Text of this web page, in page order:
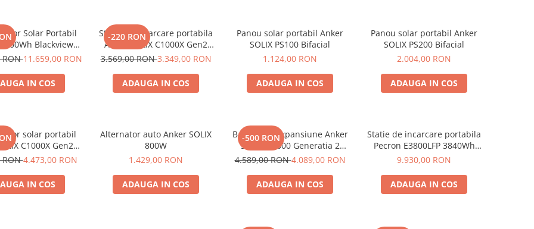
Solar Portabil
Blackview
PowerMax 6000 +
RON11.659,00 RON
IN COS
-220 RON
Statie de incarcare portabila
Anker SOLIX C1000X Gen2
2000W 1024Wh
3.569,00 RON3.349,00 RON
ADAUGA IN COS
Panou solar portabil Anker
SOLIX PS100 Bifacial
1.124,00 RON
ADAUGA IN COS
Panou solar portabil Anker
SOLIX PS200 Bifacial
2.004,00 RON
ADAUGA IN COS
solar portabil
C1000X Gen2
+ panou 100W
RON4.473,00 RON
IN COS
Alternator auto Anker SOLIX
800W
1.429,00 RON
ADAUGA IN COS
-500 RON
Baterie de expansiune Anker
Solix BP2000 Generatia 2
pentru Anker Solix C2000 Gen
4.589,00 RON4.089,00 RON
ADAUGA IN COS
Statie de incarcare portabila
Pecron E3800LFP 3840Wh
4200W + Carucior CADOU
9.930,00 RON
ADAUGA IN COS